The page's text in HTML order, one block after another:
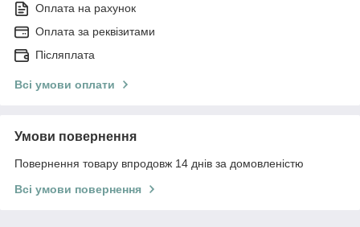
Оплата на рахунок
Оплата за реквізитами
Післяплата
Всі умови оплати
Умови повернення
Повернення товару впродовж 14 днів за домовленістю
Всі умови повернення